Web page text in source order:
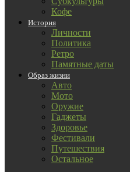
Кофе
История
Личности
Политика
Ретро
Памятные даты
Образ жизни
Авто
Мото
Оружие
Гаджеты
Здоровье
Фестивали
Путешествия
Остальное